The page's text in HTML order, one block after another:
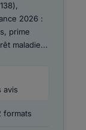
2026 :
prime
maladie...
avis
formats